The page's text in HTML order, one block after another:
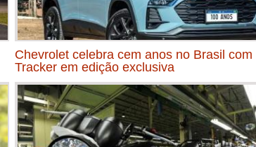
Chevrolet celebra cem anos no Brasil com
Tracker em edição exclusiva